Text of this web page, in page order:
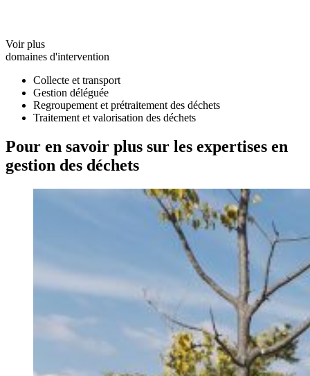
Voir plus
domaines d'intervention
Collecte et transport
Gestion déléguée
Regroupement et prétraitement des déchets
Traitement et valorisation des déchets
Pour en savoir plus sur les expertises en
gestion des déchets